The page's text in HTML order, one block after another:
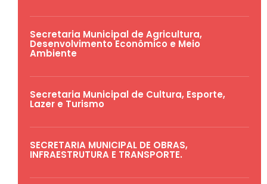
Secretaria Municipal de Agricultura,
Desenvolvimento Econômico e Meio
Ambiente
Secretaria Municipal de Cultura, Esporte,
Lazer e Turismo
SECRETARIA MUNICIPAL DE OBRAS,
INFRAESTRUTURA E TRANSPORTE.